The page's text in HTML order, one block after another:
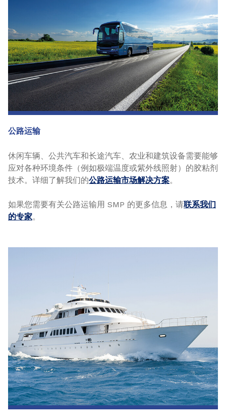
公路运输
休闲车辆、公共汽车和长途汽车、农业和建筑设备需要能够
应对各种环境条件（例如极端温度或紫外线照射）的胶粘剂
技术。详细了解我们的公路运输市场解决方案。
如果您需要有关公路运输用 SMP 的更多信息，请联系我们
的专家。